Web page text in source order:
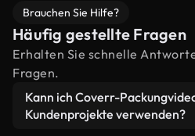
Brauchen Sie Hilfe?
Häufig gestellte Fragen
Erhalten Sie schnelle
Fragen.
Kann ich Coverr-
Kundenprojekte verwenden?